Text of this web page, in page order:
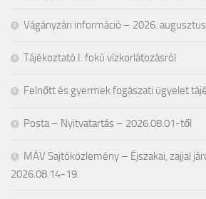
Vágányzári információ – 2026.
Tájékoztató I. fokú vízkorlátozásról
Felnőtt és gyermek fogászati ügyelet
Posta – Nyitvatartás – 2026.08.01-től
MÁV Sajtóközlemény – Éjszakai, zajjal
2026.08.14-19.